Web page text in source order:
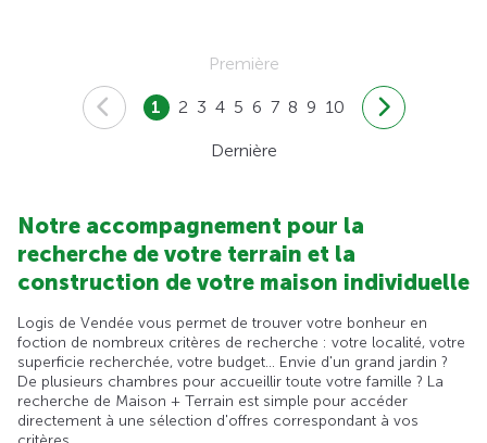
Première
1 2 3 4 5 6 7 8 9 10
Dernière
Notre accompagnement pour la
recherche de votre terrain et la
construction de votre maison individuelle
Logis de Vendée vous permet de trouver votre bonheur en
foction de nombreux critères de recherche : votre localité, votre
superficie recherchée, votre budget... Envie d'un grand jardin ?
De plusieurs chambres pour accueillir toute votre famille ? La
recherche de Maison + Terrain est simple pour accéder
directement à une sélection d'offres correspondant à vos